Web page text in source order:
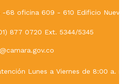
-68 oficina 609 - 610 Edificio
877 0720 Ext. 5344/5345
Lunes a Viernes de 8:00 a.